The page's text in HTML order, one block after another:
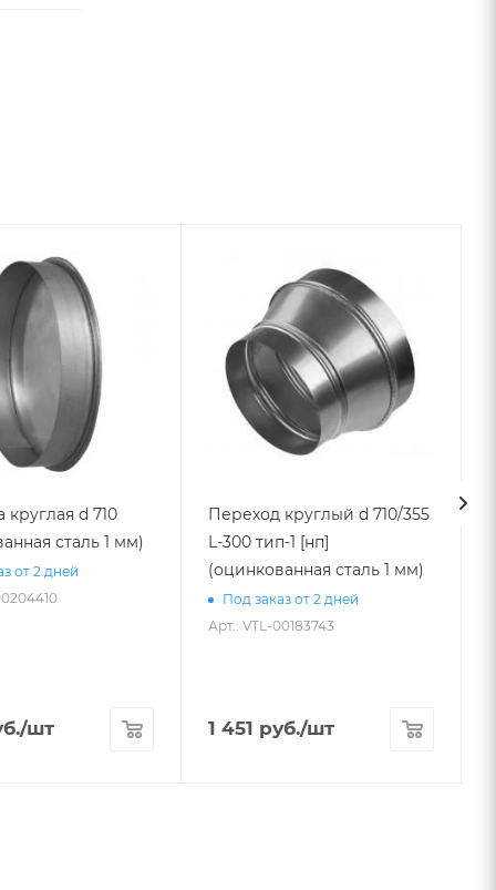
круглая d 710
сталь 1 мм)
от 2 дней
/шт
Переход круглый d 710/355
L-300 тип-1 [нп]
(оцинкованная сталь 1 мм)
Под заказ от 2 дней
Арт.: VTL-00183743
1 451 руб./шт